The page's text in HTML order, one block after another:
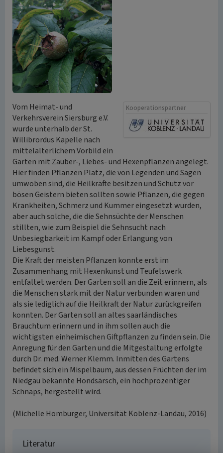
Kooperationspartner
Vom Heimat- und
Verkehrsverein Siersburg e.V.
wurde unterhalb der St.
Willibrordus Kapelle nach
mittelalterlichem Vorbild ein
Garten mit Zauber-, Liebes- und Hexenpflanzen angelegt.
Hier finden Pflanzen Platz, die von Legenden und Sagen
umwoben sind, die Heilkräfte besitzen und Schutz vor
bösen Geistern bieten sollten sowie Pflanzen, die gegen
Krankheiten, Schmerz und Kummer eingesetzt wurden,
aber auch solche, die die Sehnsüchte der Menschen
stillten, wie zum Beispiel die Sehnsucht nach
Unbesiegbarkeit im Kampf oder Erlangung von
Liebesgunst.
Die Kraft der meisten Pflanzen konnte erst im
Zusammenhang mit Hexenkunst und Teufelswerk
entfaltet werden. Der Garten soll an die Zeit erinnern, als
die Menschen stark mit der Natur verbunden waren und
als sie lediglich auf die Heilkraft der Natur zurückgreifen
konnten. Der Garten soll an altes saarländisches
Brauchtum erinnern und in ihm sollen auch die
wichtigsten einheimischen Giftpflanzen zu finden sein. Die
Anregung für den Garten und die Mitgestaltung erfolgte
durch Dr. med. Werner Klemm. Inmitten des Gartens
befindet sich ein Mispelbaum, aus dessen Früchten der im
Niedgau bekannte Hondsärsch, ein hochprozentiger
Schnaps, hergestellt wird.
(Michelle Homburger, Universität Koblenz-Landau, 2016)
Literatur